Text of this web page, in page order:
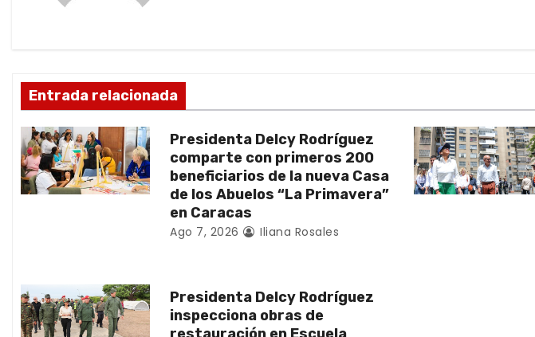
n
d
e
e
r
Entrada relacionada
Presidenta Delcy Rodríguez
comparte con primeros 200
beneficiarios de la nueva Casa
de los Abuelos “La Primavera”
en Caracas
Ago 7, 2026 Iliana Rosales
Presidenta Delcy Rodríguez
inspecciona obras de